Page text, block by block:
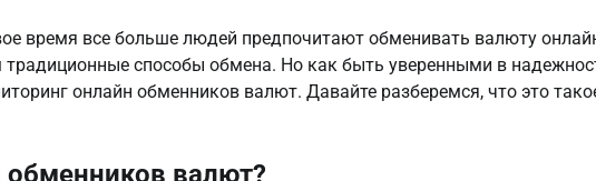
время все больше людей предпочитают обменивать валюту
способы обмена. Но как быть уверенными в
онлайн обменников валют. Давайте разберемся, что это
обменников валют?